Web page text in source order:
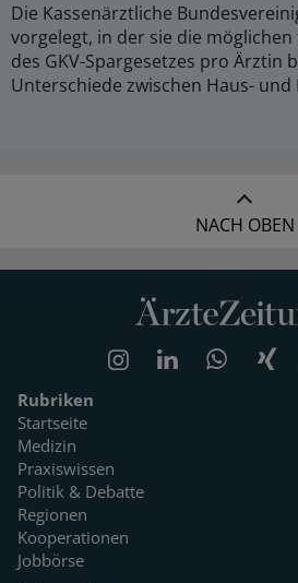
Die Kassenärztliche
vorgelegt, in der sie die möglichen
des GKV-Spargesetzes pro Ärztin
Unterschiede zwischen Haus-
NACH OBEN
Rubriken
Startseite
Medizin
Praxiswissen
Politik & Debatte
Regionen
Kooperationen
Jobbörse